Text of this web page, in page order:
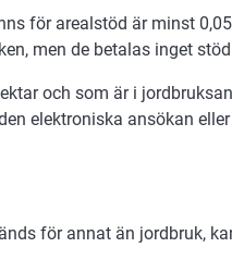
för arealstöd är minst
men de betalas inget
och som är i
elektroniska ansökan
för annat än jordbruk,